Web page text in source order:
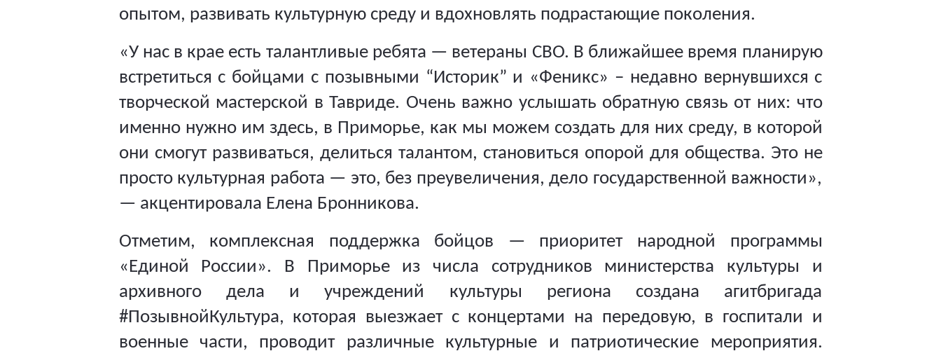
опытом, развивать культурную среду и вдохновлять подрастающие поколения.
«У нас в крае есть талантливые ребята — ветераны СВО. В ближайшее время планирую
встретиться с бойцами с позывными “Историк” и «Феникс» – недавно вернувшихся с
творческой мастерской в Тавриде. Очень важно услышать обратную связь от них: что
именно нужно им здесь, в Приморье, как мы можем создать для них среду, в которой
они смогут развиваться, делиться талантом, становиться опорой для общества. Это не
просто культурная работа — это, без преувеличения, дело государственной важности»,
— акцентировала Елена Бронникова.
Отметим, комплексная поддержка бойцов — приоритет народной программы
«Единой России». В Приморье из числа сотрудников министерства культуры и
архивного дела и учреждений культуры региона создана агитбригада
#ПозывнойКультура, которая выезжает с концертами на передовую, в госпитали и
военные части, проводит различные культурные и патриотические мероприятия.